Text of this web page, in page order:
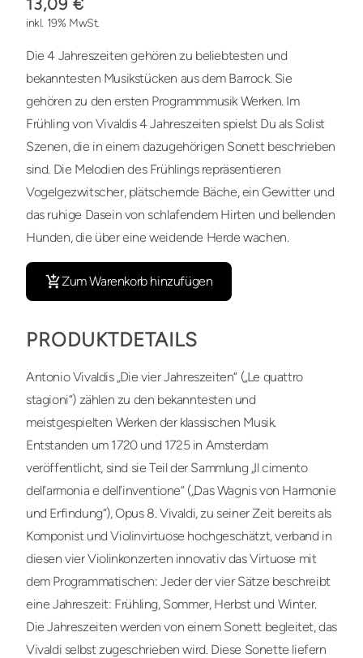
13,09 €
inkl. 19% MwSt.
Die 4 Jahreszeiten gehören zu beliebtesten und
bekanntesten Musikstücken aus dem Barrock. Sie
gehören zu den ersten Programmmusik Werken. Im
Frühling von Vivaldis 4 Jahreszeiten spielst Du als Solist
Szenen, die in einem dazugehörigen Sonett beschrieben
sind. Die Melodien des Frühlings repräsentieren
Vogelgezwitscher, plätschernde Bäche, ein Gewitter und
das ruhige Dasein von schlafendem Hirten und bellenden
Hunden, die über eine weidende Herde wachen.
Zum Warenkorb hinzufügen
PRODUKTDETAILS
Antonio Vivaldis „Die vier Jahreszeiten“ („Le quattro
stagioni“) zählen zu den bekanntesten und
meistgespielten Werken der klassischen Musik.
Entstanden um 1720 und 1725 in Amsterdam
veröffentlicht, sind sie Teil der Sammlung „Il cimento
dell’armonia e dell’inventione“ („Das Wagnis von Harmonie
und Erfindung“), Opus 8. Vivaldi, zu seiner Zeit bereits als
Komponist und Violinvirtuose hochgeschätzt, verband in
diesen vier Violinkonzerten innovativ das Virtuose mit
dem Programmatischen: Jeder der vier Sätze beschreibt
eine Jahreszeit: Frühling, Sommer, Herbst und Winter.
Die Jahreszeiten werden von einem Sonett begleitet, das
Vivaldi selbst zugeschrieben wird. Diese Sonette liefern